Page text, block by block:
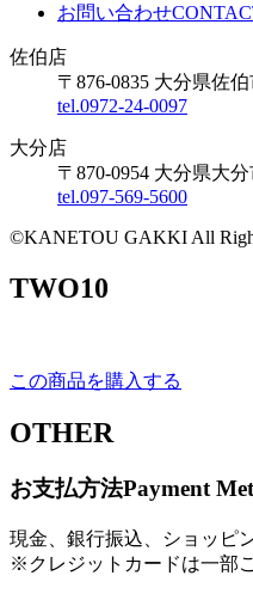
お問い合わせ
佐伯店
〒876-0835 大分県佐
tel.0972-24-0097
大分店
〒870-0954 大分県大
tel.097-569-5600
©KANETOU GAKKI All
TWO10
この商品を購入する
OTHER
お支払方法Payment
現金、銀行振込、ショッピ
※クレジットカードは一部